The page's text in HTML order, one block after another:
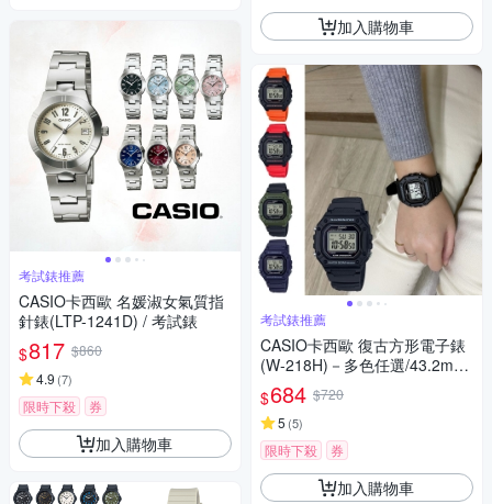
考試錶推薦
CASIO卡西歐 名媛淑女氣質指
針錶(LTP-1241D) / 考試錶
$817 $860
4.9 (7)
限時下殺 券
加入購物車
加入購物車
考試錶推薦
CASIO卡西歐 復古方形電子錶
(W-218H)－多色任選/43.2mm
/ 考試錶
$684 $720
5 (5)
限時下殺 券
加入購物車